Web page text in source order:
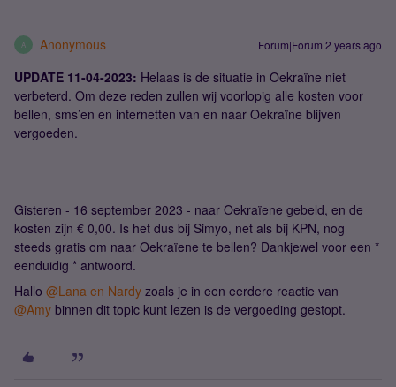
A Anonymous Forum|Forum|2 years ago
UPDATE 11-04-2023: Helaas is de situatie in Oekraïne niet
verbeterd. Om deze reden zullen wij voorlopig alle kosten voor
bellen, sms’en en internetten van en naar Oekraïne blijven
vergoeden.
Gisteren - 16 september 2023 - naar Oekraïene gebeld, en de
kosten zijn € 0,00. Is het dus bij Simyo, net als bij KPN, nog
steeds gratis om naar Oekraïene te bellen? Dankjewel voor een *
eenduidig * antwoord.
Hallo @Lana en Nardy zoals je in een eerdere reactie van
@Amy binnen dit topic kunt lezen is de vergoeding gestopt.